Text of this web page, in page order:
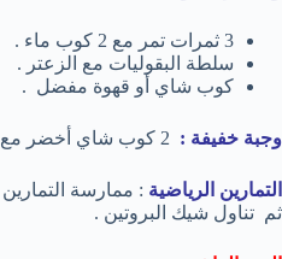
3 ثمرات تمر مع 2 كوب ماء .
سلطة البقوليات مع الزعتر .
كوب شاي أو قهوة مفضل .
وجبة خفيفة :
التمارين الرياضية
ثم تناول شيك البروتين .